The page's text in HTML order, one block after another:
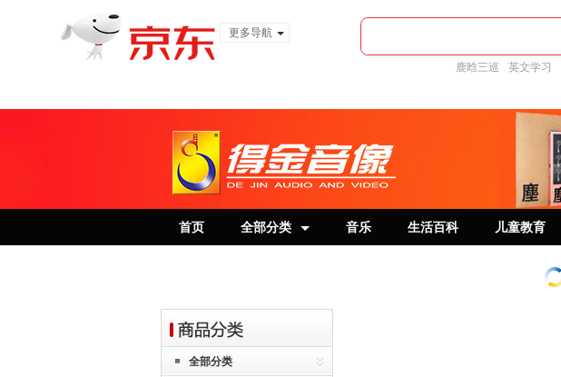
更多导航
鹿晗三巡 英文学习
首页 全部分类 音乐 生活百科 儿童教育
全部分类